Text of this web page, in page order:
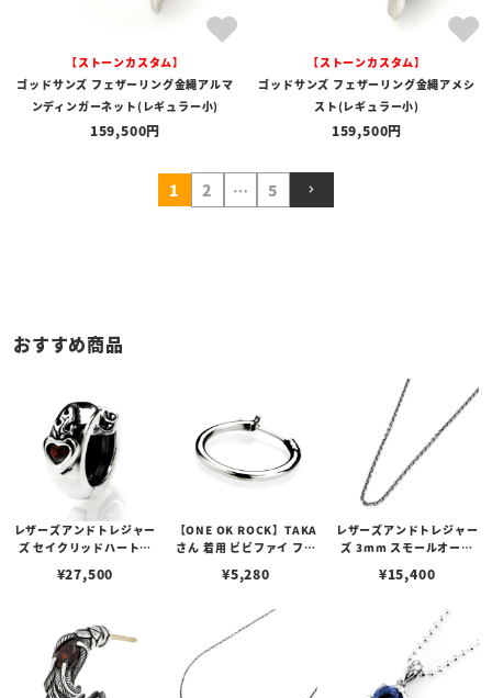
【ストーンカスタム】
ゴッドサンズ フェザーリング金縄アルマ
ンディンガーネット(レギュラー小)
159,500
【ストーンカスタム】
ゴッドサンズ フェザーリング金縄アメシ
スト(レギュラー小)
159,500
1 2 … 5
おすすめ商品
レザーズアンドトレジャー
ズ セイクリッドハートピ
¥27,500
【ONE OK ROCK】TAKA
さん 着用 ビビファイ フー
¥5,280
レザーズアンドトレジャー
ズ 3mm スモールオーバ
ブスタークラスプ＆LTロ
¥15,400